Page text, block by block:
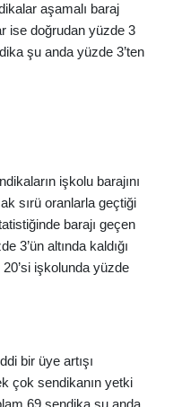
aşamalı baraj
ise doğrudan yüzde 3
şu anda yüzde 3’ten
işkolu barajını
sırü oranlarla geçtiği
barajı geçen
3’ün altında kaldığı
işkolunda yüzde
bir üye artışı
çok sendikanın yetki
69 sendika şu anda